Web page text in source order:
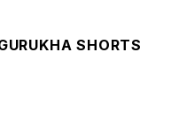
SHORTS